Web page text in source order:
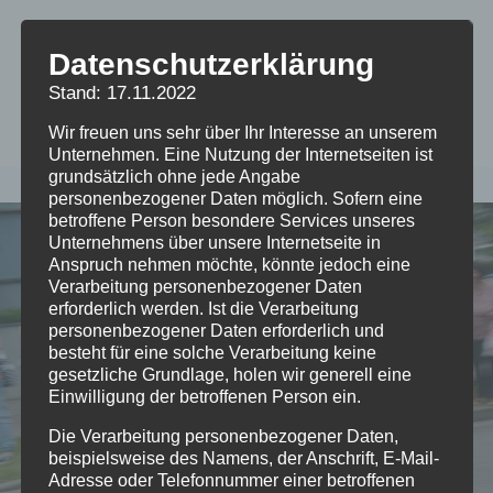
Radfahren
Datenschutzerklärung
Stand: 17.11.2022
Wir freuen uns sehr über Ihr Interesse an unserem
Unternehmen. Eine Nutzung der Internetseiten ist
grundsätzlich ohne jede Angabe
personenbezogener Daten möglich. Sofern eine
betroffene Person besondere Services unseres
Unternehmens über unsere Internetseite in
Anspruch nehmen möchte, könnte jedoch eine
Verarbeitung personenbezogener Daten
erforderlich werden. Ist die Verarbeitung
personenbezogener Daten erforderlich und
besteht für eine solche Verarbeitung keine
gesetzliche Grundlage, holen wir generell eine
Einwilligung der betroffenen Person ein.
Die Verarbeitung personenbezogener Daten,
beispielsweise des Namens, der Anschrift, E-Mail-
Adresse oder Telefonnummer einer betroffenen